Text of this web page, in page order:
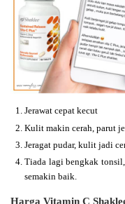
Jerawat cepat kecut
Kulit makin cerah, parut
Jeragat pudar, kulit jadi
Tiada lagi bengkak
semakin baik.
Harga Vitamin C